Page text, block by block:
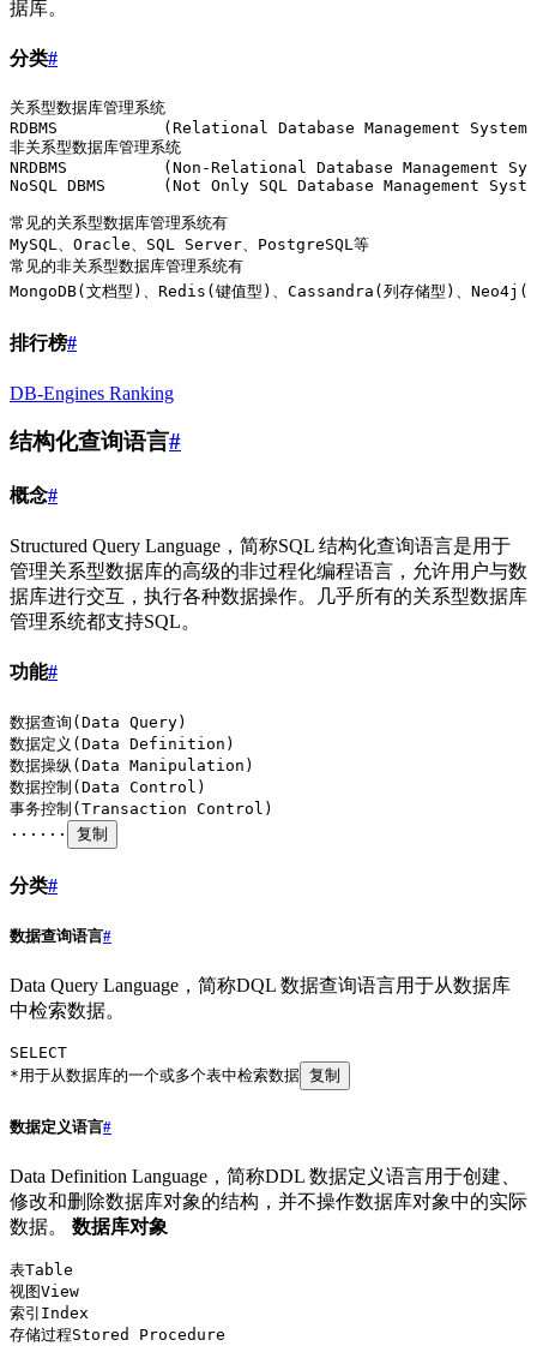
据库。
分类#
关系型数据库管理系统
RDBMS		(Relational Database Management System)
非关系型数据库管理系统
NRDBMS		(Non-Relational Database Management
NoSQL DBMS	(Not Only SQL Database Management
常见的关系型数据库管理系统有
MySQL、Oracle、SQL Server、PostgreSQL等
常见的非关系型数据库管理系统有
MongoDB(文档型)、Redis(键值型)、Cassandra(列存储型)、Neo4j(
排行榜#
DB-Engines Ranking
结构化查询语言#
概念#
Structured Query Language，简称SQL 结构化查询语言是用于
管理关系型数据库的高级的非过程化编程语言，允许用户与数
据库进行交互，执行各种数据操作。几乎所有的关系型数据库
管理系统都支持SQL。
功能#
数据查询(Data Query)
数据定义(Data Definition)
数据操纵(Data Manipulation)
数据控制(Data Control)
事务控制(Transaction Control)
······
复制
分类#
数据查询语言#
Data Query Language，简称DQL 数据查询语言用于从数据库
中检索数据。
SELECT
*用于从数据库的一个或多个表中检索数据 复制
数据定义语言#
Data Definition Language，简称DDL 数据定义语言用于创建、
修改和删除数据库对象的结构，并不操作数据库对象中的实际
数据。 数据库对象
表Table
视图View
索引Index
存储过程Stored Procedure